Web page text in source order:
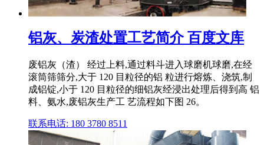
铝灰、炭渣处置工艺简介 百度文库
废铝灰（渣） 经过上料,通过料斗进入球磨机球磨,在经
滚筒筛筛分,大于 120 目粒径的铝 粒进行熔炼、浇筑,制
成铝锭,小于 120 目粒径的细铝灰经浸出处理后得到高 铝
料、氨水,废铝灰生产工 艺流程如下图 26。
联系电话: 180 3780 8511